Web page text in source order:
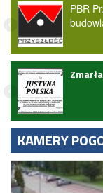
PBR
KAMERY